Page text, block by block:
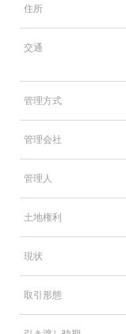
住所
交通
管理方式
管理会社
管理人
土地権利
現状
取引形態